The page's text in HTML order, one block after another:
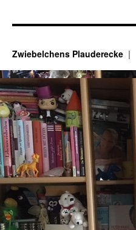
Zwiebelchens Plauderecke